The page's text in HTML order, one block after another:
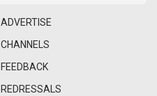
ADVERTISE
CHANNELS
FEEDBACK
REDRESSALS